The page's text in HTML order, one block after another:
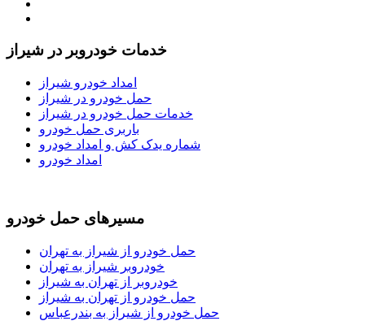
خدمات خودروبر در شیراز
امداد خودرو شیراز
حمل خودرو در شیراز
خدمات حمل خودرو در شیراز
باربری حمل خودرو
شماره یدک کش و امداد خودرو
امداد خودرو
مسیرهای حمل خودرو
حمل خودرو از شیراز به تهران
خودروبر شیراز به تهران
خودروبر از تهران به شیراز
حمل خودرو از تهران به شیراز
حمل خودرو از شیراز به بندرعباس